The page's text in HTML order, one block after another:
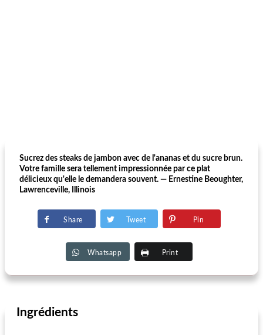
Sucrez des steaks de jambon avec de l'ananas et du sucre brun.
Votre famille sera tellement impressionnée par ce plat
délicieux qu'elle le demandera souvent. — Ernestine Beoughter,
Lawrenceville, Illinois
Share Tweet Pin
Whatsapp Print
Ingrédients